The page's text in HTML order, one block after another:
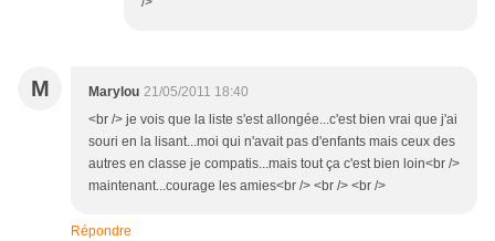
M Marylou 21/05/2011 18:40
<br /> je vois que la liste s'est allongée...c'est bien vrai que j'ai
souri en la lisant...moi qui n'avait pas d'enfants mais ceux des
autres en classe je compatis...mais tout ça c'est bien loin<br />
maintenant...courage les amies<br /> <br /> <br />
Répondre